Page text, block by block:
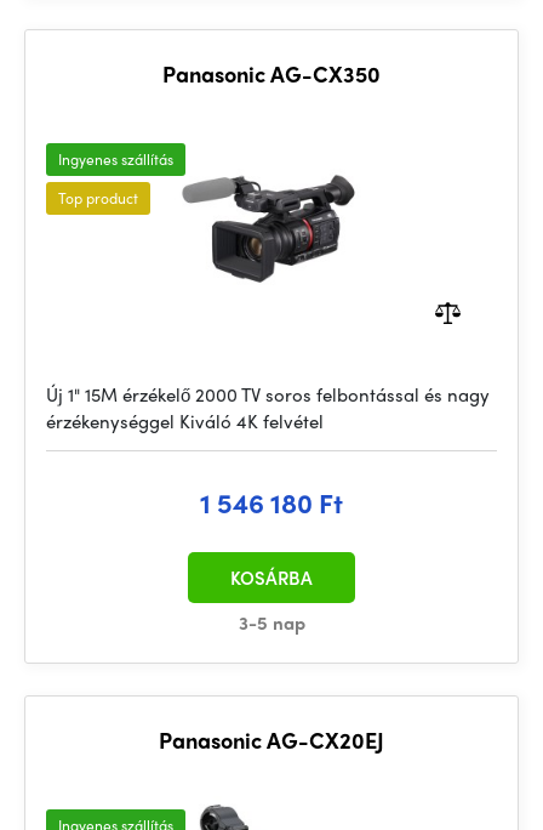
Panasonic AG-CX350
Ingyenes szállítás
Top product
Új 1" 15M érzékelő 2000 TV soros felbontással és nagy
érzékenységgel Kiváló 4K felvétel
1 546 180 Ft
3-5 nap
KOSÁRBA
Panasonic AG-CX20EJ
Ingyenes szállítás